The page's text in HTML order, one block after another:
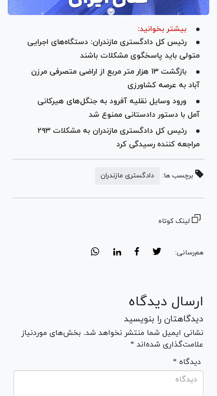
بیشتر بخوانید:
رئیس کل دادگستری مازندران: دستگاه‌های اجرایی
متولی باید پاسخگوی مشکلات باشند
بازگشت ۱۳ هزار متر مربع از اراضی متصرفی مرزن
آباد به عرصه کشاورزی
ورود وسایل نقلیه آفرود به جنگل‌های هیرکانی
آمل با دستور دادستانی ممنوع شد
رئیس کل دادگستری مازندران به مشکلات ۲۹۳
مراجعه کننده رسیدگی کرد
برچسب ها: دادگستری مازندران
لینک کوتاه
هم‌رسانی:
ارسال دیدگاه
دیدگاهتان را بنویسید
نشانی ایمیل شما منتشر نخواهد شد. بخش‌های موردنیاز
علامت‌گذاری شده‌اند *
* دیدگاه